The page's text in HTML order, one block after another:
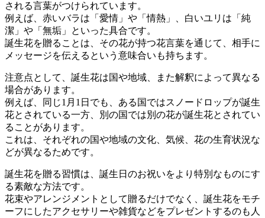
される言葉がつけられています。
例えば、赤いバラは「愛情」や「情熱」、白いユリは「純
潔」や「無垢」といった具合です。
誕生花を贈ることは、その花が持つ花言葉を通じて、相手に
メッセージを伝えるという意味合いも持ちます。
注意点として、誕生花は国や地域、また解釈によって異なる
場合があります。
例えば、同じ1月1日でも、ある国ではスノードロップが誕生
花とされている一方、別の国では別の花が誕生花とされてい
ることがあります。
これは、それぞれの国や地域の文化、気候、花の生育状況な
どが異なるためです。
誕生花を贈る習慣は、誕生日のお祝いをより特別なものにす
る素敵な方法です。
花束やアレンジメントとして贈るだけでなく、誕生花をモチ
ーフにしたアクセサリーや雑貨などをプレゼントするのも人